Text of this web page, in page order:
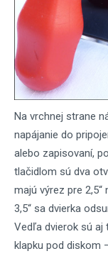
Na vrchnej strane
napájanie do
alebo zapisovaní,
tlačidlom sú dva
majú výrez pre
3,5“ sa dvierka
Vedľa dvierok sú aj
klapku pod diskom